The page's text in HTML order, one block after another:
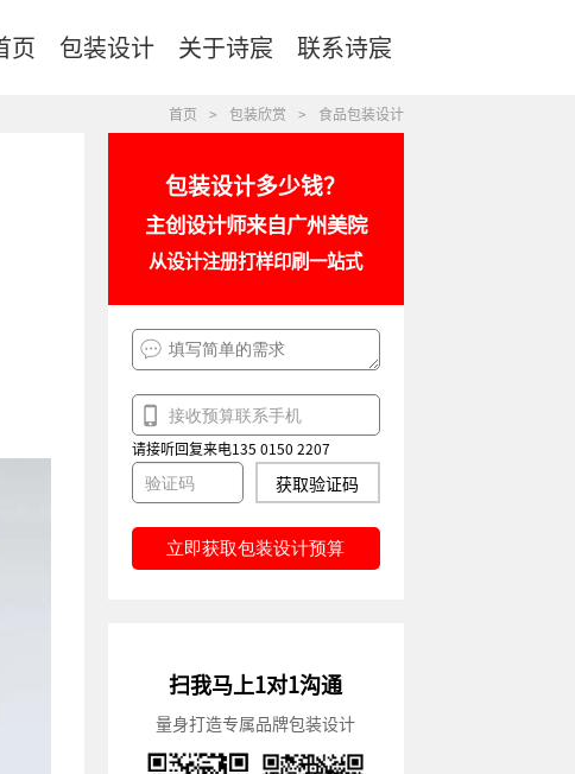
页 包装设计 关于诗宸 联系诗宸
首页 > 包装欣赏 > 食品包装设计
包装设计多少钱？
主创设计师来自广州美院
从设计注册打样印刷一站式
请接听回复来电135 0150 2207
获取验证码
立即获取包装设计预算
扫我马上1对1沟通
量身打造专属品牌包装设计